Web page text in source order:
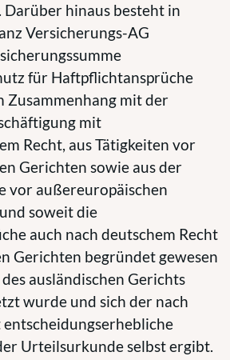
hinaus besteht in
Versicherungs-AG
für Haftpflichtansprüche
Zusammenhang mit der
mit
Recht, aus Tätigkeiten vor
Gerichten sowie aus der
vor außereuropäischen
soweit die
auch nach deutschem Recht
Gerichten begründet gewesen
ausländischen Gerichts
wurde und sich der nach
entscheidungserhebliche
Urteilsurkunde selbst ergibt.